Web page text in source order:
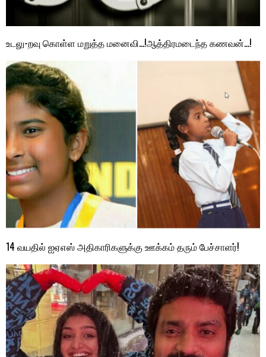
உடலு-றவு கொள்ள மறுத்த மனைவி…!ஆத்திரமடைந்த கணவன்…!
14 வயதில் ஐஏஎஸ் அதிகாரிகளுக்கு ஊக்கம் தரும் பேச்சாளர்!